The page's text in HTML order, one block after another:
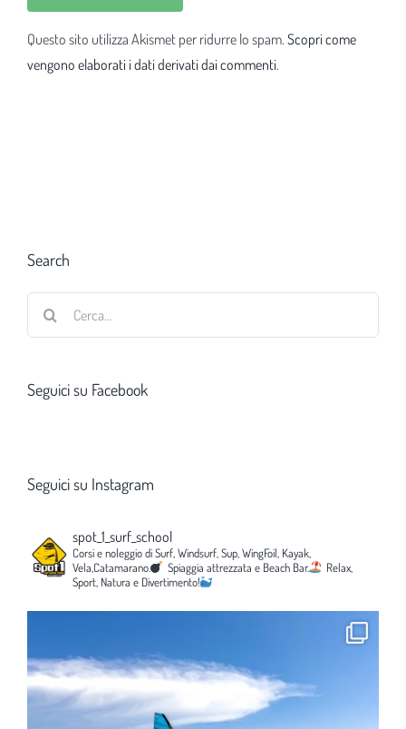
Questo sito utilizza Akismet per ridurre lo spam. Scopri come
vengono elaborati i dati derivati dai commenti.
Search
Seguici su Facebook
Seguici su Instagram
spot_1_surf_school
Corsi e noleggio di Surf, Windsurf, Sup, WingFoil, Kayak,
Vela,Catamarano.
Spiaggia attrezzata e Beach Bar.
Relax,
Sport, Natura e Divertimento!